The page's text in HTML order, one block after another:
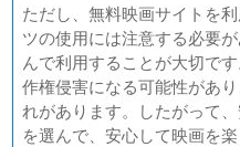
ただし、無料映画サイトを
ツの使用には注意する必要
んで利用することが大切で
作権侵害になる可能性があ
れがあります。したがって
を選んで、安心して映画を楽